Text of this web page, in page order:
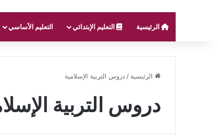
الرئيسية التعليم الإبتدائي التعليم الأساسي
الرئيسية / دروس التربية الإسلامية
دروس التربية